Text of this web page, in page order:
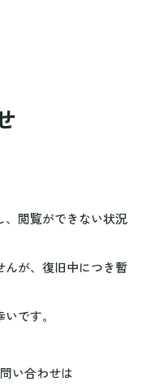
、閲覧ができない状況
んが、復旧中につき暫
です。
い合わせは